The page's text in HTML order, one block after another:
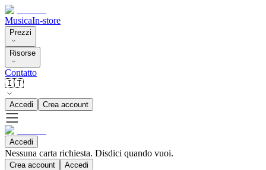
MusicaIn-store
Prezzi
Risorse
Contatto
🇮🇹
Accedi Crea account
Accedi
Nessuna carta richiesta. Disdici quando vuoi.
Crea account Accedi